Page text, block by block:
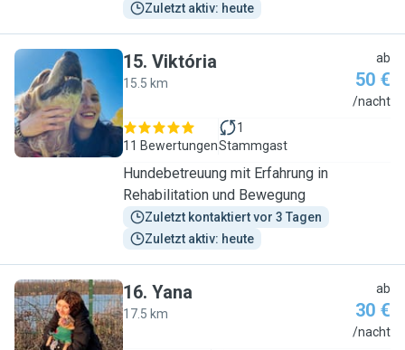
Zuletzt aktiv: heute
V
15. Viktória
15.5 km
ab
50 €
/nacht
11 Bewertungen
1
Stammgast
Hundebetreuung mit Erfahrung in
Rehabilitation und Bewegung
Zuletzt kontaktiert vor 3 Tagen
Zuletzt aktiv: heute
Y
16. Yana
17.5 km
ab
30 €
/nacht